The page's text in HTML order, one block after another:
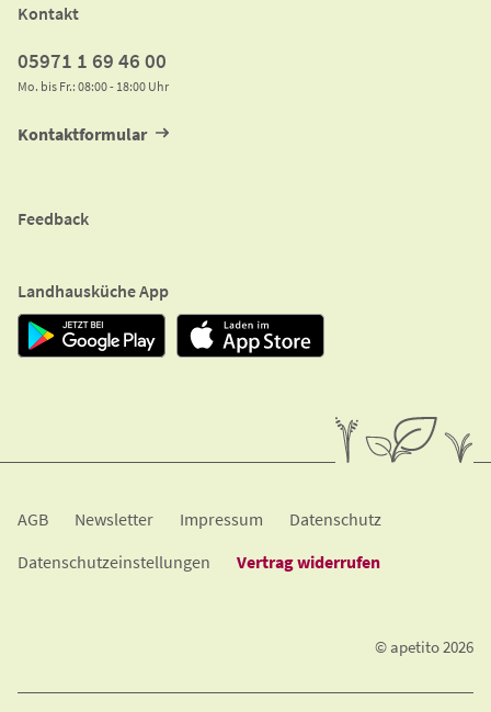
Kontakt
05971 1 69 46 00
Mo. bis Fr.: 08:00 - 18:00 Uhr
Kontaktformular
Feedback
Landhausküche App
A​G​B Newsletter Impressum
Datenschutz
Datenschutzeinstellungen
Vertrag widerrufen
© apetito 2026